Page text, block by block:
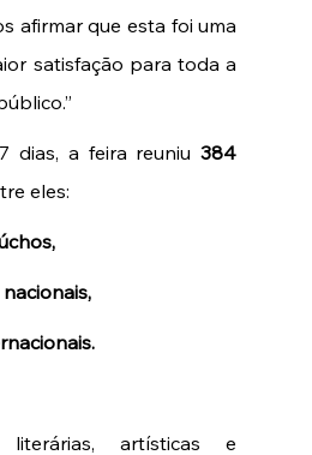
afirmar que esta foi uma
satisfação para toda a
dias, a feira reuniu 384
eles:
artísticas e